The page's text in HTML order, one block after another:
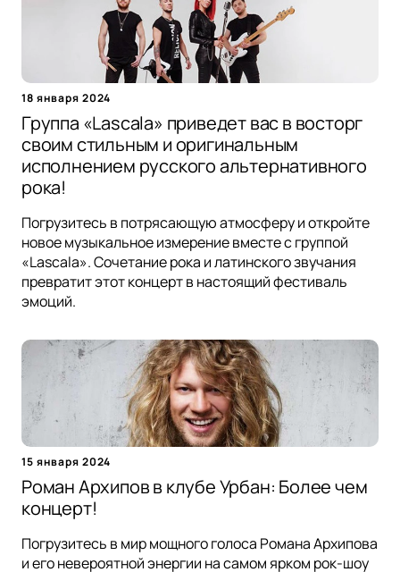
18 января 2024
Группа «Lascala» приведет вас в восторг
своим стильным и оригинальным
исполнением русского альтернативного
рока!
Погрузитесь в потрясающую атмосферу и откройте
новое музыкальное измерение вместе с группой
«Lascala». Сочетание рока и латинского звучания
превратит этот концерт в настоящий фестиваль
эмоций.
15 января 2024
Роман Архипов в клубе Урбан: Более чем
концерт!
Погрузитесь в мир мощного голоса Романа Архипова
и его невероятной энергии на самом ярком рок-шоу